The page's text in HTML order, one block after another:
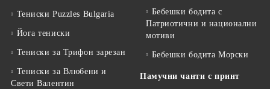
Тениски Puzzles Bulgaria
Йога тениски
Тениски за Трифон зарезан
Тениски за Влюбени и
Свети Валентин
Бебешки бодита с
Патриотични и национални
мотиви
Бебешки бодита Морски
Памучни чанти с принт